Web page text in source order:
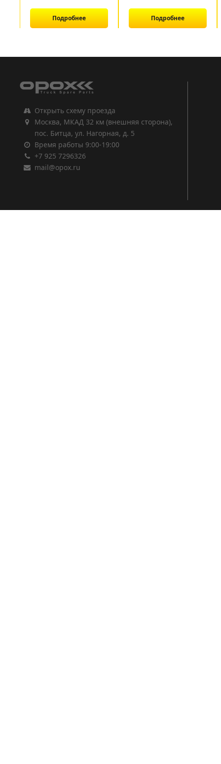
Подробнее Подробнее
Открыть схему проезда
Москва, МКАД 32 км (внешняя сторона),
пос. Битца, ул. Нагорная, д. 5
Время работы 9:00-19:00
+7 925 7296326
mail@opox.ru